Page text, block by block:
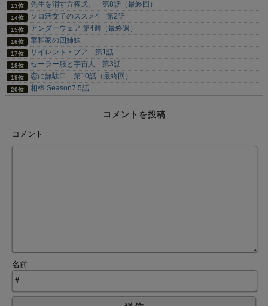
先生を消す方程式。 第8話（最終回）
ソロ活女子のススメ4 第2話
アンダーウェア 第4週（最終週）
華和家の四姉妹
サイレント・プア 第1話
セーラー服と宇宙人 第3話
恋に無駄口 第10話（最終回）
相棒 Season7 5話
コメントを投稿
コメント
名前